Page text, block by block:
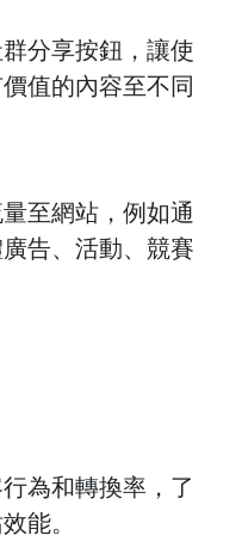
分享按鈕，讓使
值的內容至不同
至網站，例如通
告、活動、競賽
為和轉換率，了
能。